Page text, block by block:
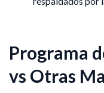
Programa
vs Otras